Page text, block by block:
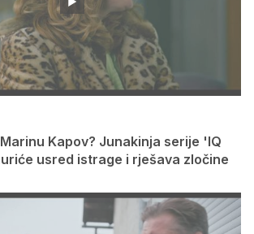
Kapov? Junakinja serije 'IQ
usred istrage i rješava zločine